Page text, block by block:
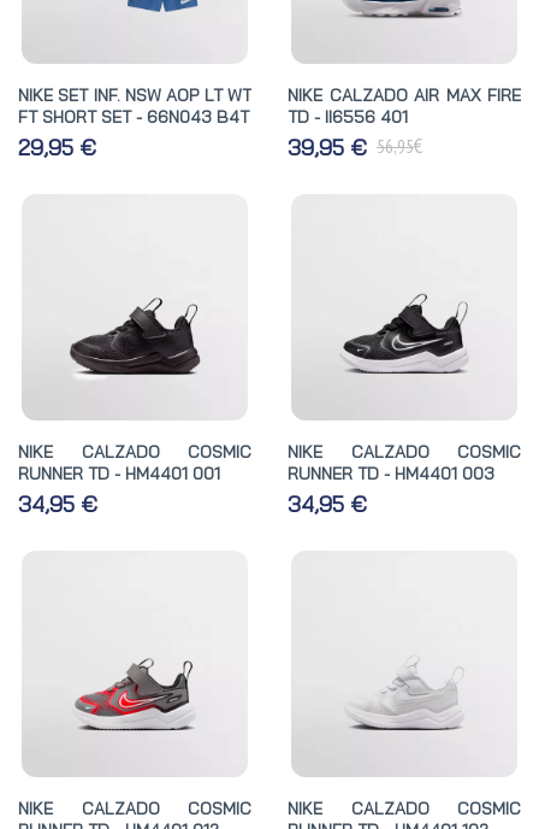
NIKE SET INF. NSW AOP LT WT
FT SHORT SET - 66N043 B4T
29,95 €
NIKE CALZADO AIR MAX FIRE
TD - II6556 401
39,95 € 56,95€
NIKE CALZADO COSMIC
RUNNER TD - HM4401 001
34,95 €
NIKE CALZADO COSMIC
RUNNER TD - HM4401 003
34,95 €
NIKE CALZADO COSMIC
NIKE CALZADO COSMIC